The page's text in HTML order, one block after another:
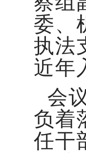
委、
执法
近年
会
负着
任干